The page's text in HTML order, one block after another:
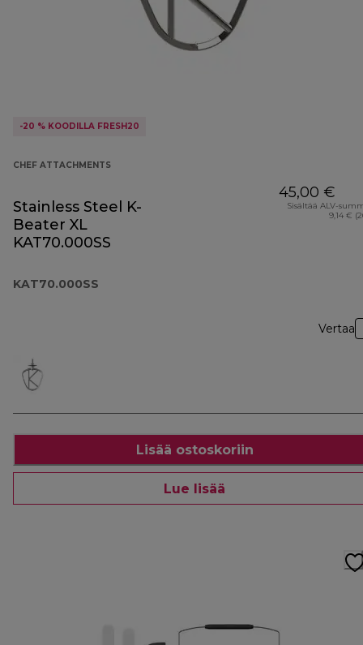
-20 % KOODILLA FRESH20
CHEF ATTACHMENTS
Stainless Steel K-
Beater XL
KAT70.000SS
KAT70.000SS
45,00 €
Sisältää ALV-
9,14 €
Vertaa
Lisää ostoskoriin
Lue lisää